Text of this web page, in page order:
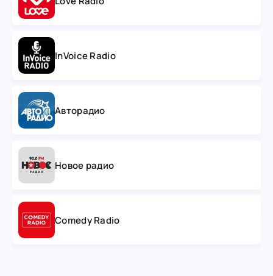
InVoice Radio
Авторадио
Новое радио
Comedy Radio